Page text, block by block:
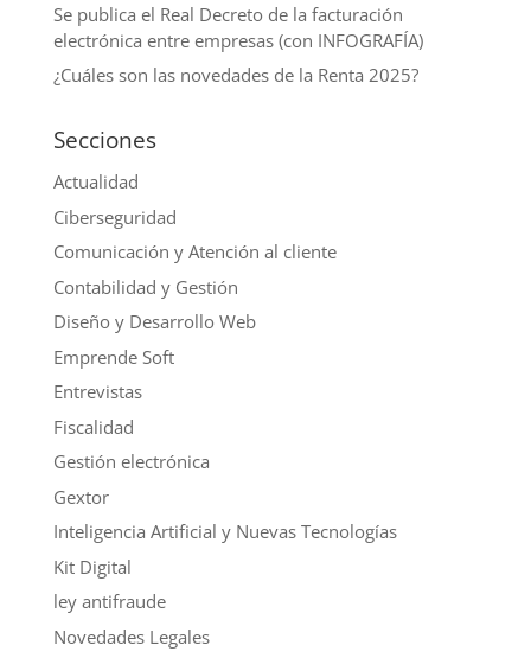
Se publica el Real Decreto de la facturación
electrónica entre empresas (con INFOGRAFÍA)
¿Cuáles son las novedades de la Renta 2025?
Secciones
Actualidad
Ciberseguridad
Comunicación y Atención al cliente
Contabilidad y Gestión
Diseño y Desarrollo Web
Emprende Soft
Entrevistas
Fiscalidad
Gestión electrónica
Gextor
Inteligencia Artificial y Nuevas Tecnologías
Kit Digital
ley antifraude
Novedades Legales